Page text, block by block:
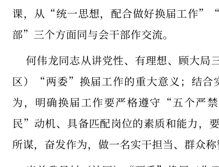
课，从“统一思想，配合做好换届工作
部”三个方面同与会干部作交流。
何伟龙同志从讲党性、有理想、顾大局
区）“两委”换届工作的重大意义；结
为，明确换届工作要严格遵守“五个严
民”动机、具备匹配岗位的素质和能力，
所谋，奋发作为，做一名实干担当、群众